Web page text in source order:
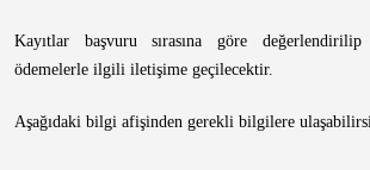
Kayıtlar başvuru sırasına göre
ödemelerle ilgili iletişime geçilecektir.
Aşağıdaki bilgi afişinden gerekli bilgilere